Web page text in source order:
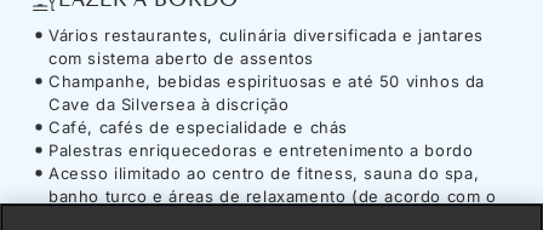
Vários restaurantes, culinária diversificada e jantares
com sistema aberto de assentos
Champanhe, bebidas espirituosas e até 50 vinhos da
Cave da Silversea à discrição
Café, cafés de especialidade e chás
Palestras enriquecedoras e entretenimento a bordo
Acesso ilimitado ao centro de fitness, sauna do spa,
banho turco e áreas de relaxamento (de acordo com o